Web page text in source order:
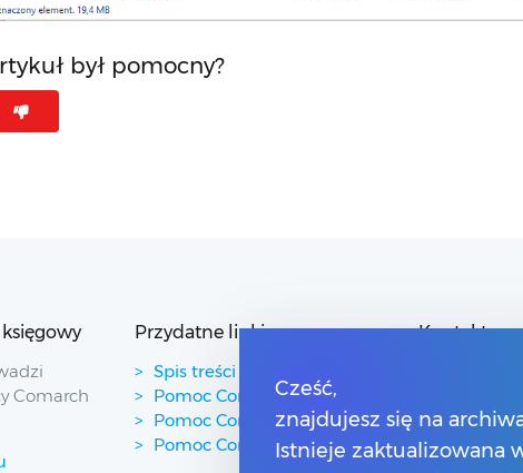
był pomocny?
Comarch
Przydatne linki
Spis treści
Pomoc Comarch Betterfly
Pomoc Comarch e-Sklep
Pomoc Comarch HRM
Kontakt
Cześć,
znajdujesz się na
Istnieje zaktualizowana